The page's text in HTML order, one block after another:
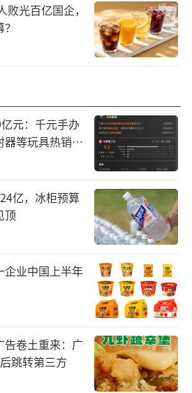
成立合资子公司（香港方
运营这20个品种。
资本2000万港元，方盛制
元，持股35%；而后在202
方盛制药持股比例由35%提
额增至1000万港元。
股权结构调整如下：
光百亿国企，
元：千元手办
等玩具热销海
亿，冰柜预算
顶
企业中国上半年
告卷土重来：广
跳转第三方